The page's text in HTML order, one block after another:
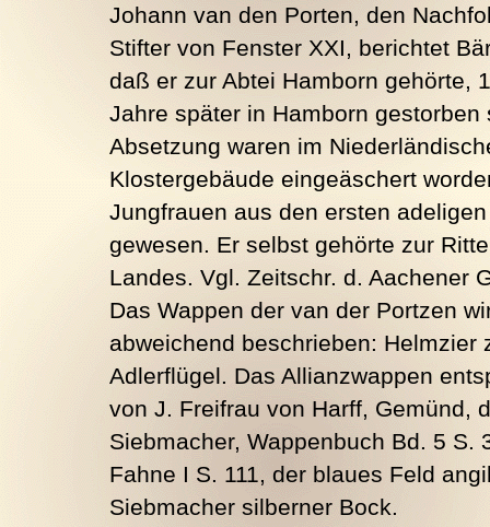
Johann van den Porten, den
Stifter von Fenster XXI, berichtet
daß er zur Abtei Hamborn gehörte,
Jahre später in Hamborn
Absetzung waren im
Klostergebäude eingeäschert
Jungfrauen aus den ersten
gewesen. Er selbst gehörte zur
Landes. Vgl. Zeitschr. d. Aachener
Das Wappen der van der Portzen
abweichend beschrieben: Helmzier
Adlerflügel. Das Allianzwappen
von J. Freifrau von Harff, Gemünd,
Siebmacher, Wappenbuch Bd. 5 S.
Fahne I S. 111, der blaues Feld
Siebmacher silberner Bock.